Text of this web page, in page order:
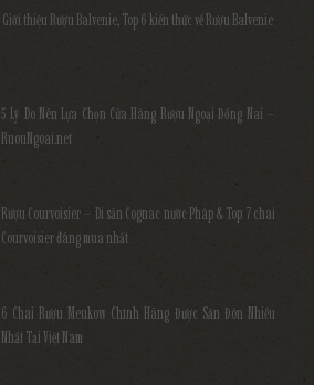
Giới thiệu Rượu Balvenie, Top 6 kiến thức về Rượu Balvenie
5 Lý Do Nên Lựa Chọn Cửa Hàng Rượu Ngoại Đồng Nai –
RuouNgoai.net
Rượu Courvoisier – Di sản Cognac nước Pháp & Top 7 chai
Courvoisier đáng mua nhất
6 Chai Rượu Meukow Chính Hãng Được Săn Đón Nhiều
Nhất Tại Việt Nam